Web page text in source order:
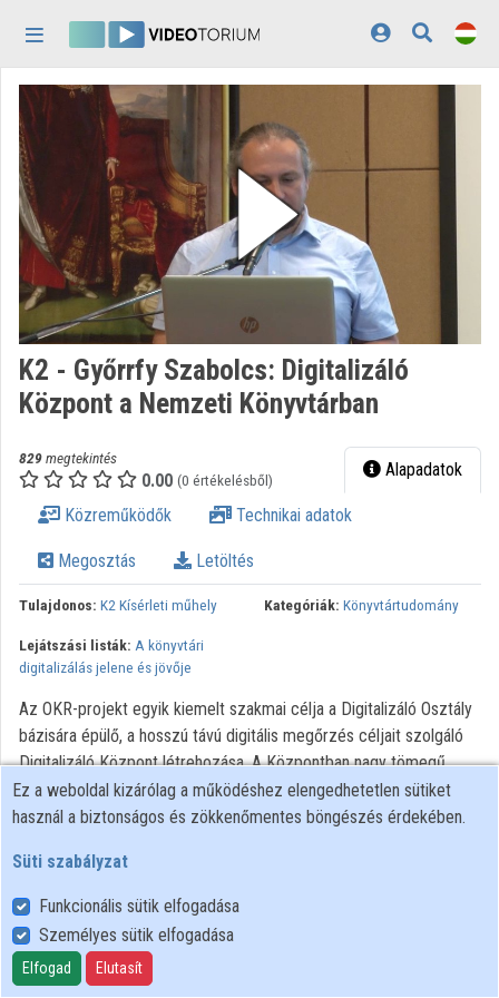
Kezdőlap
Bejelentkezés
Felfedezés
Kategóriák
Lejátszási listák
Intézmények
Közreműködők
K2 - Győrrfy Szabolcs: Digitalizáló
Központ a Nemzeti Könyvtárban
829megtekintés
0.00 (0 értékelésből) Alapadatok
Közreműködők Technikai adatok
Megosztás Letöltés
Tulajdonos: K2 Kísérleti műhely Kategóriák: Könyvtártudomány
Lejátszási listák: A könyvtári
digitalizálás jelene és jövője
Az OKR-projekt egyik kiemelt szakmai célja a Digitalizáló Osztály
bázisára épülő, a hosszú távú digitális megőrzés céljait szolgáló
Digitalizáló Központ létrehozása. A Központban nagy tömegű,
szolgáltatási célú, ám ugyanakkor állományvédelemi szemléletű
digitalizálásra készülünk. Az előadásban a célokról és a
szempontjairól, digitalizáló eszközökről és infrastruktúráról, a
folyamatok rendszeréről, módszertanról és eszközkészletekről
lesz szó." Az előadás 2017. szeptember 26-án a Korszerű
könyvtár, korszerű szolgáltatások - K2 továbbképzési sorozat
keretében A könyvtári digitalizálás jelene és jövője című szakmai
Ez a weboldal kizárólag a működéshez elengedhetetlen sütiket
használ a biztonságos és zökkenőmentes böngészés érdekében.
Süti szabályzat
Funkcionális sütik elfogadása
Személyes sütik elfogadása
Elfogad Elutasít